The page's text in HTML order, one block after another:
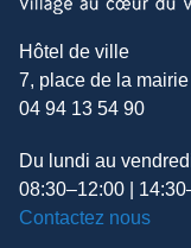
Hôtel de ville
7, place de la
04 94 13 54 90
Du lundi au
08:30–12:00 |
Contactez nous